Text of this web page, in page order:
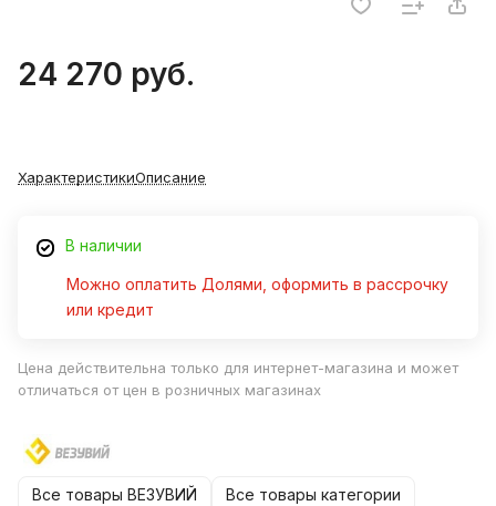
24 270 руб.
ХарактеристикиОписание
В наличии
Можно оплатить Долями, оформить в рассрочку
или кредит
Цена действительна только для интернет-магазина и может
отличаться от цен в розничных магазинах
Все товары ВЕЗУВИЙ Все товары категории